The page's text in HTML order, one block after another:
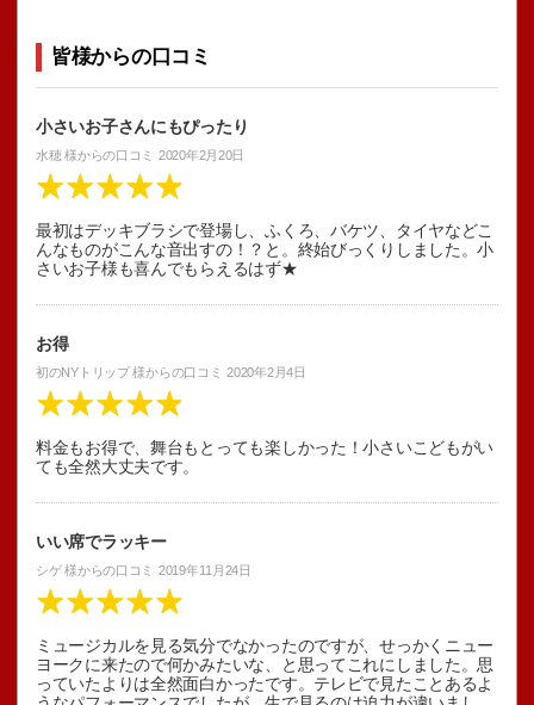
皆様からの口コミ
小さいお子さんにもぴったり
水穂様からの口コミ 2020年2月20日
最初はデッキブラシで登場し、ふくろ、バケツ、タイヤなどこ
んなものがこんな音出すの！？と。終始びっくりしました。小
さいお子様も喜んでもらえるはず★
お得
初のNYトリップ様からの口コミ 2020年2月4日
料金もお得で、舞台もとっても楽しかった！小さいこどもがい
ても全然大丈夫です。
いい席でラッキー
シゲ様からの口コミ 2019年11月24日
ミュージカルを見る気分でなかったのですが、せっかくニュー
ヨークに来たので何かみたいな、と思ってこれにしました。思
っていたよりは全然面白かったです。テレビで見たことあるよ